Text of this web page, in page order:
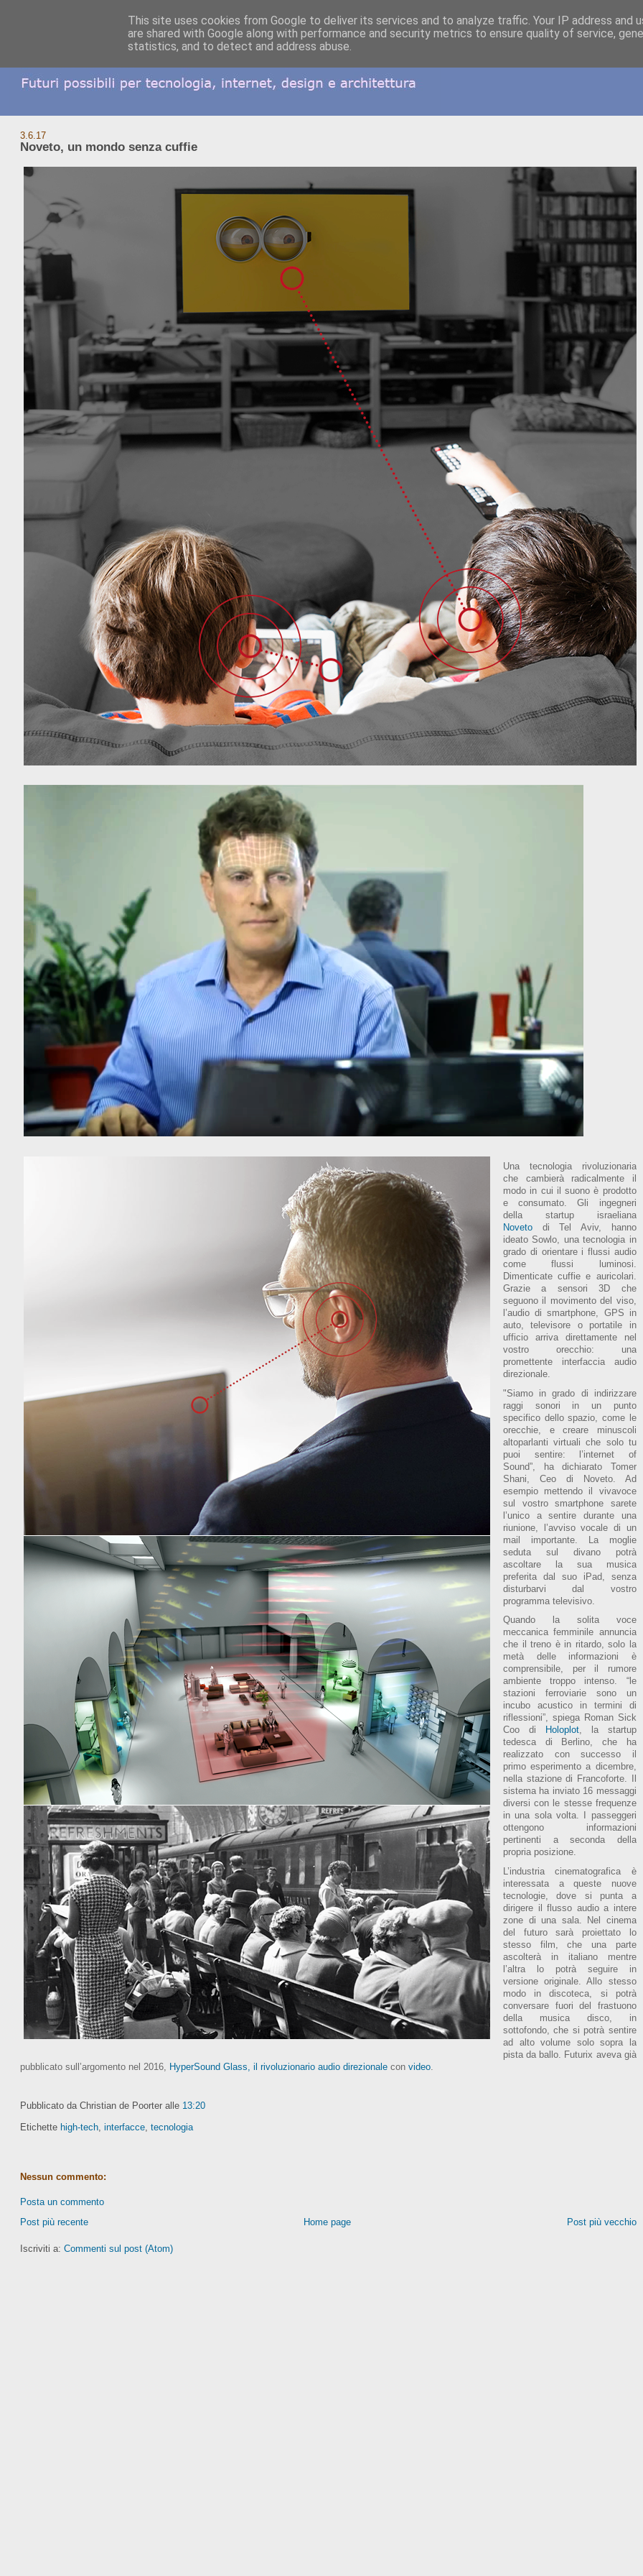
3.6.17
Noveto, un mondo senza cuffie
Una tecnologia rivoluzionaria
che cambierà radicalmente il
modo in cui il suono è prodotto
e consumato. Gli ingegneri
della startup israeliana
Noveto diTel Aviv, hanno
ideato Sowlo, una tecnologia in
grado di orientare i flussi audio
come flussi luminosi.
Dimenticate cuffie e auricolari.
Grazie a sensori 3D che
seguono il movimento del viso,
l’audio di smartphone, GPS in
auto, televisore o portatile in
ufficio arriva direttamente nel
vostro orecchio: una
promettente interfaccia audio
direzionale.
"Siamo in grado di indirizzare
raggi sonori in un punto
specifico dello spazio, come le
orecchie, e creare minuscoli
altoparlanti virtuali che solo tu
puoi sentire: l’internet of
Sound”, ha dichiarato Tomer
Shani, Ceo di Noveto. Ad
esempio mettendo il vivavoce
sul vostro smartphone sarete
l’unico a sentire durante una
riunione, l’avviso vocale di un
mail importante. La moglie
seduta sul divano potrà
ascoltare la sua musica
preferita dal suo iPad, senza
disturbarvi dal vostro
programma televisivo.
Quando la solita voce
meccanica femminile annuncia
che il treno è in ritardo, solo la
metà delle informazioni è
comprensibile, per il rumore
ambiente troppo intenso. “le
stazioni ferroviarie sono un
incubo acustico in termini di
riflessioni”, spiega Roman Sick
Coo di
Holoplot, la startup
tedesca di Berlino, che ha
realizzato con successo il
primo esperimento a dicembre,
nella stazione di Francoforte. Il
sistema ha inviato 16 messaggi
diversi con le stesse frequenze
in una sola volta. I passeggeri
ottengono informazioni
pertinenti a seconda della
propria posizione.
L’industria cinematografica è
interessata a queste nuove
tecnologie, dove si punta a
dirigere il flusso audio a intere
zone di una sala. Nel cinema
del futuro sarà proiettato lo
stesso film, che una parte
ascolterà in italiano mentre
l’altra lo potrà seguire in
versione originale. Allo stesso
modo in discoteca, si potrà
conversare fuori del frastuono
della musica disco, in
sottofondo, che si potrà sentire
ad alto volume solo sopra la
pista da ballo. Futurix aveva già
pubblicato sull’argomento nel 2016, HyperSound Glass, il rivoluzionario audio direzionalecon video.
Pubblicato da Christian de Poorter alle 13:20
Etichette high-tech, interfacce, tecnologia
Nessun commento:
Posta un commento
Post più recente
Post più vecchio
Home page
Iscriviti a: Commenti sul post (Atom)
This site uses cookies from Google to deliver its services and to analyze traffic. Your IP address and
are shared with Google along with performance and security metrics to ensure quality of service,
statistics, and to detect and address abuse.